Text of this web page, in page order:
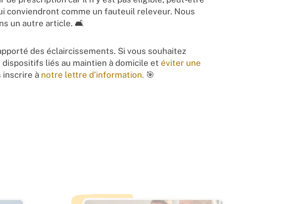
conviendront comme un fauteuil releveur. Nous
un autre article. 🛋️
des éclaircissements. Si vous souhaitez
liés au maintien à domicile et éviter une
inscrire à notre lettre d’information. 🎯